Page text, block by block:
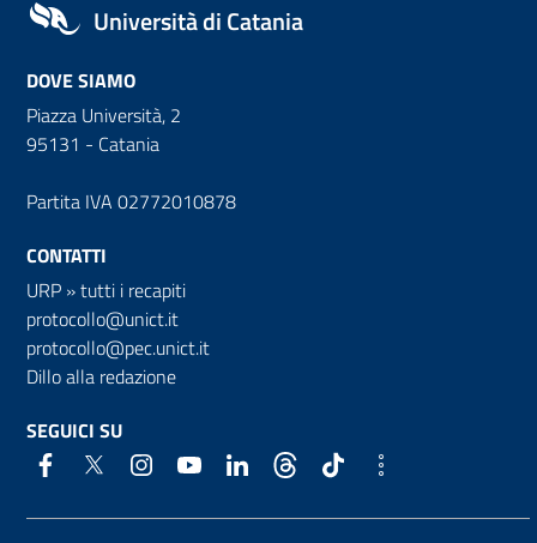
Università di Catania
DOVE SIAMO
Piazza Università, 2
95131 - Catania
Partita IVA 02772010878
CONTATTI
URP »tutti i recapiti
protocollo@unict.it
protocollo@pec.unict.it
Dillo alla redazione
SEGUICI SU